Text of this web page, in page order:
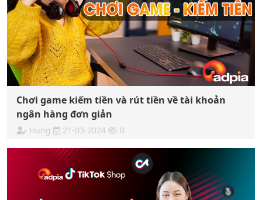
Chơi game kiếm tiền và rút tiền về tài khoản
ngân hàng đơn giản
Hung 21-03-2024 0